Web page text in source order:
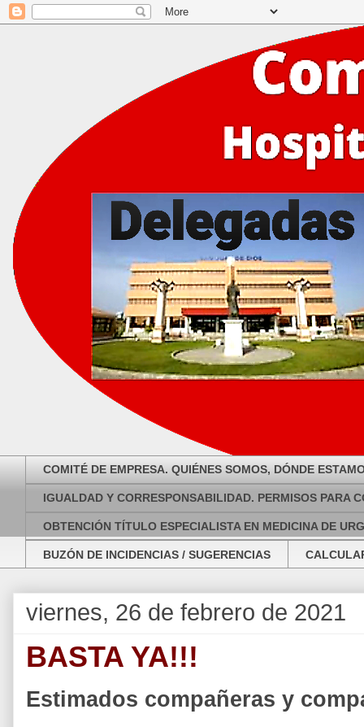
COMITÉ DE EMPRESA. QUIÉNES SOMOS, DÓNDE
IGUALDAD Y CORRESPONSABILIDAD. PERMISOS PARA
OBTENCIÓN TÍTULO ESPECIALISTA EN MEDICINA DE
BUZÓN DE INCIDENCIAS / SUGERENCIAS
viernes, 26 de febrero de 2021
BASTA YA!!!
Estimados compañeras y